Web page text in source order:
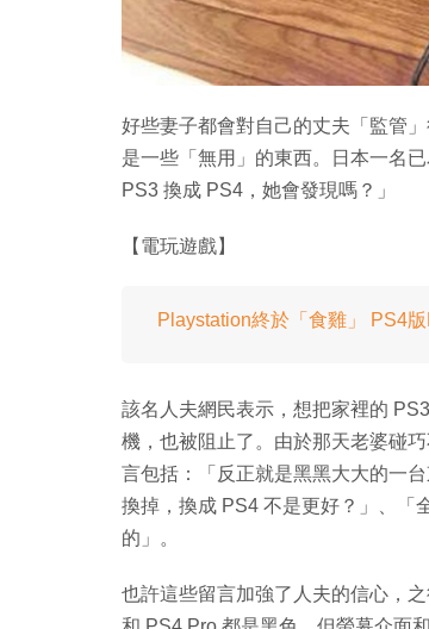
好些妻子都會對自己的丈夫「監管
是一些「無用」的東西。日本一名
PS3 換成 PS4，她會發現嗎？」
【電玩遊戲】
Playstation終於「食雞」 PS4
該名人夫網民表示，想把家裡的
機，也被阻止了。由於那天老婆碰
言包括：「反正就是黑黑大大的一
換掉，換成 PS4 不是更好？」、「
的」。
也許這些留言加強了人夫的信心，